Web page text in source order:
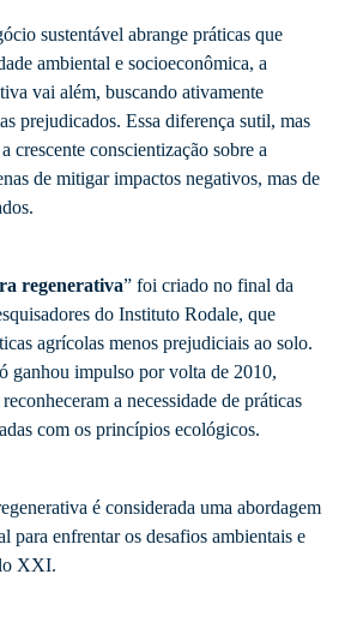
sustentável abrange práticas que
ambiental e socioeconômica, a
vai além, buscando ativamente
prejudicados. Essa diferença sutil, mas
crescente conscientização sobre a
de mitigar impactos negativos, mas de
regenerativa” foi criado no final da
do Instituto Rodale, que
agrícolas menos prejudiciais ao solo.
ganhou impulso por volta de 2010,
a necessidade de práticas
com os princípios ecológicos.
é considerada uma abordagem
para enfrentar os desafios ambientais e
XXI.